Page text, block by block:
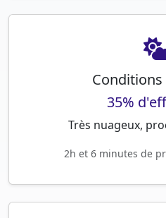
35%
Très nuageux,
2h et 6 minutes de